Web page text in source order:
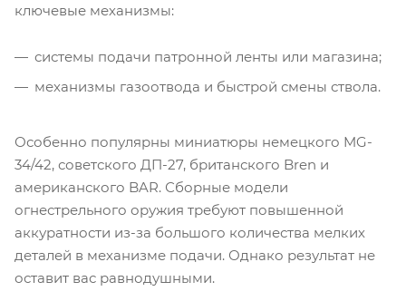
ключевые механизмы:
системы подачи патронной ленты или магазина;
механизмы газоотвода и быстрой смены ствола.
Особенно популярны миниатюры немецкого MG-
34/42, советского ДП-27, британского Bren и
американского BAR. Сборные модели
огнестрельного оружия требуют повышенной
аккуратности из-за большого количества мелких
деталей в механизме подачи. Однако результат не
оставит вас равнодушными.